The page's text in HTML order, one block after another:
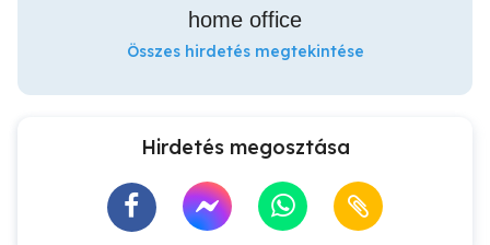
home office
Összes hirdetés megtekintése
Hirdetés megosztása